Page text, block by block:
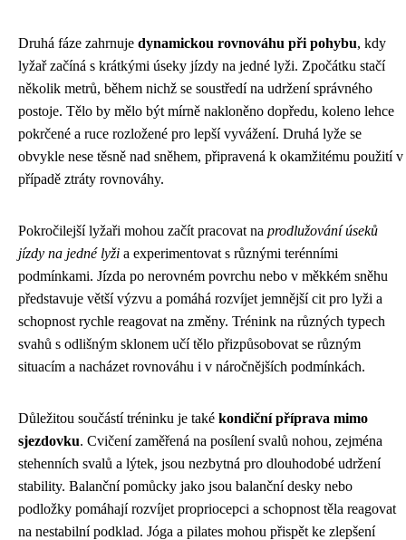
Druhá fáze zahrnuje dynamickou rovnováhu při pohybu, kdy
lyžař začíná s krátkými úseky jízdy na jedné lyži. Zpočátku stačí
několik metrů, během nichž se soustředí na udržení správného
postoje. Tělo by mělo být mírně nakloněno dopředu, koleno lehce
pokrčené a ruce rozložené pro lepší vyvážení. Druhá lyže se
obvykle nese těsně nad sněhem, připravená k okamžitému použití v
případě ztráty rovnováhy.
Pokročilejší lyžaři mohou začít pracovat na prodlužování úseků
jízdy na jedné lyži a experimentovat s různými terénními
podmínkami. Jízda po nerovném povrchu nebo v měkkém sněhu
představuje větší výzvu a pomáhá rozvíjet jemnější cit pro lyži a
schopnost rychle reagovat na změny. Trénink na různých typech
svahů s odlišným sklonem učí tělo přizpůsobovat se různým
situacím a nacházet rovnováhu i v náročnějších podmínkách.
Důležitou součástí tréninku je také kondiční příprava mimo
sjezdovku. Cvičení zaměřená na posílení svalů nohou, zejména
stehenních svalů a lýtek, jsou nezbytná pro dlouhodobé udržení
stability. Balanční pomůcky jako jsou balanční desky nebo
podložky pomáhají rozvíjet propriocepci a schopnost těla reagovat
na nestabilní podklad. Jóga a pilates mohou přispět ke zlepšení